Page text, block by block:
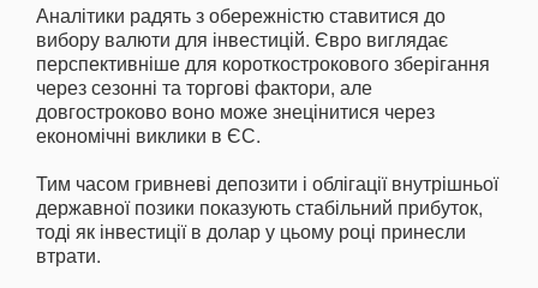
Аналітики радять з обережністю ставитися до
вибору валюти для інвестицій. Євро виглядає
перспективніше для короткострокового зберігання
через сезонні та торгові фактори, але
довгостроково воно може знецінитися через
економічні виклики в ЄС.
Тим часом гривневі депозити і облігації внутрішньої
державної позики показують стабільний прибуток,
тоді як інвестиції в долар у цьому році принесли
втрати.